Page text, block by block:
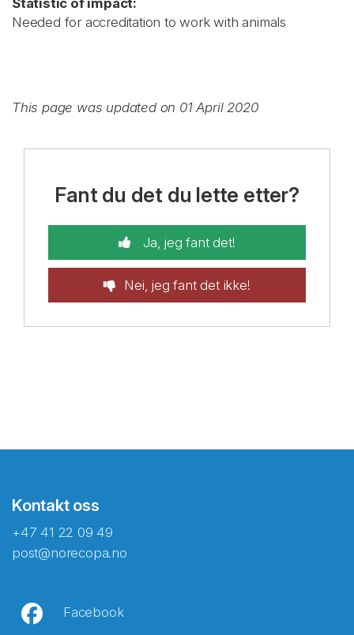
Statistic of impact:
Needed for accreditation to work with animals
This page was updated on 01 April 2020
Fant du det du lette etter?
Ja, jeg fant det!
Nei, jeg fant det ikke!
Kontakt oss
+47 41 22 09 49
post@norecopa.no
Facebook